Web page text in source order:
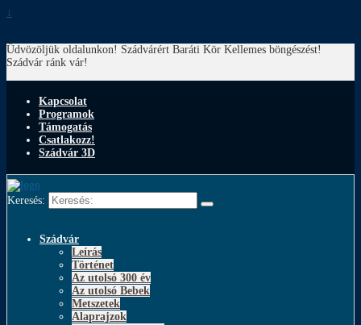
↓
Üdvözöljük oldalunkon! Szádvárért Baráti Kör Kellemes böngészést!
Szádvár ránk vár!
Kapcsolat
Programok
Támogatás
Csatlakozz!
Szádvár 3D
Keresés:
Szádvár
Leírás
Történet
Az utolsó 300 év
Az utolsó Bebek
Metszetek
Alaprajzok